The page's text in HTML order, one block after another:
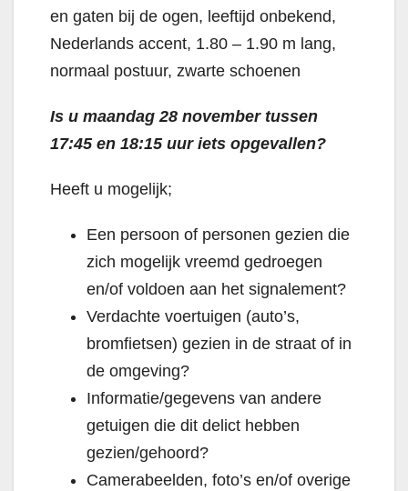
en gaten bij de ogen, leeftijd onbekend,
Nederlands accent, 1.80 – 1.90 m lang,
normaal postuur, zwarte schoenen
Is u maandag 28 november tussen
17:45 en 18:15 uur iets opgevallen?
Heeft u mogelijk;
Een persoon of personen gezien die
zich mogelijk vreemd gedroegen
en/of voldoen aan het signalement?
Verdachte voertuigen (auto’s,
bromfietsen) gezien in de straat of in
de omgeving?
Informatie/gegevens van andere
getuigen die dit delict hebben
gezien/gehoord?
Camerabeelden, foto’s en/of overige